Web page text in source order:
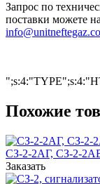
Запрос по
поставки можете
Похожие
СЗ-2-2АГ, СЗ-2-
Заказать